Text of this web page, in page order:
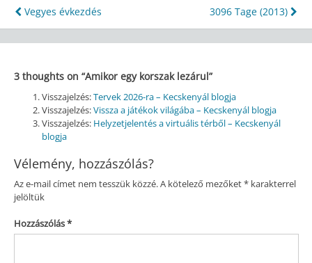
Bejegyzés
navigáció
Vegyes évkezdés 3096 Tage (2013)
3 thoughts on “Amikor egy korszak lezárul”
Visszajelzés:Tervek 2026-ra – Kecskenyál blogja
Visszajelzés:Vissza a játékok világába – Kecskenyál blogja
Visszajelzés: Helyzetjelentés a virtuális térből – Kecskenyál
blogja
Vélemény, hozzászólás?
Az e-mail címet nem tesszük közzé.A kötelező mezőket*karakterrel
jelöltük
Hozzászólás*